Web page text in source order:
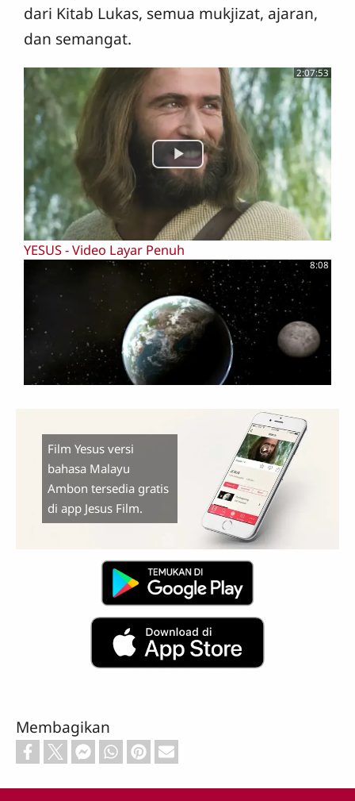
dari Kitab Lukas, semua mukjizat, ajaran,
dan semangat.
2:07:53
YESUS - Video Layar Penuh
8:08
1 Bagian Awal
2 Kelahiran Yesus
Film Yesus versi
bahasa Malayu
Ambon tersedia gratis
di app Jesus Film.
Membagikan